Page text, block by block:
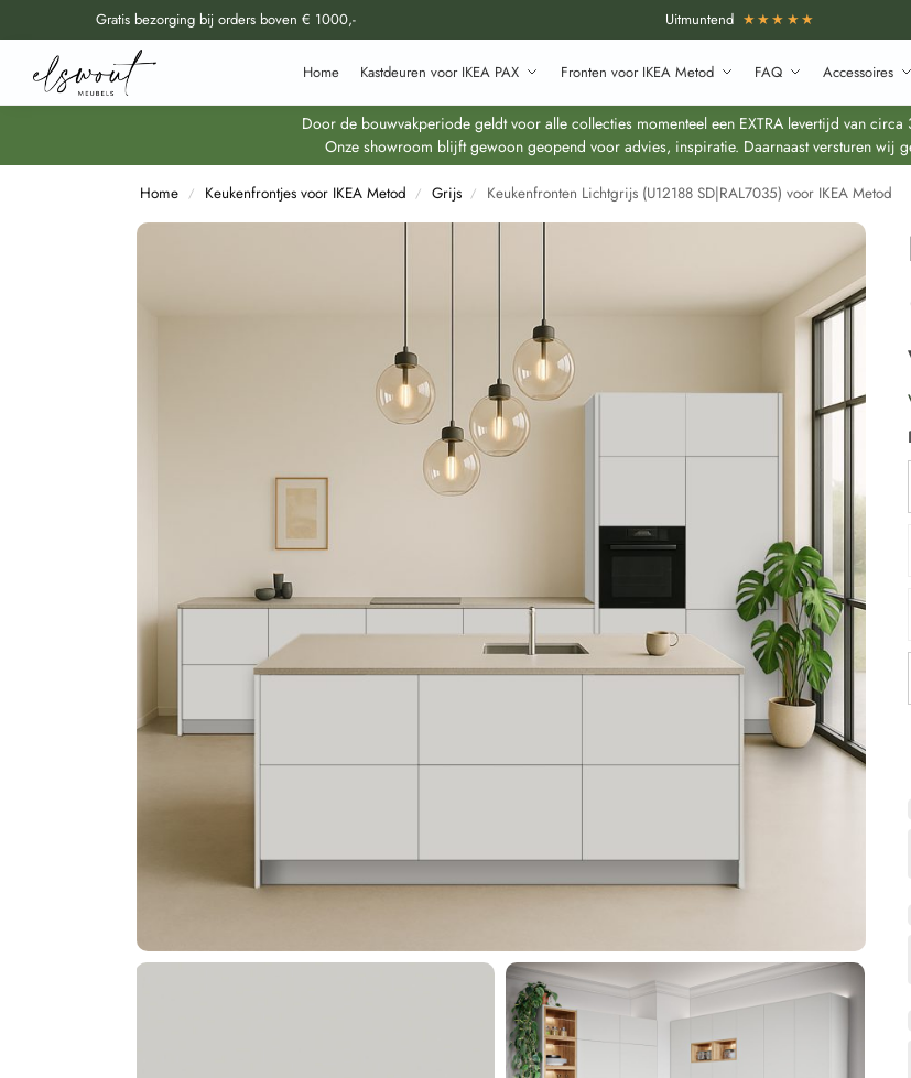
Gratis bezorging bij orders boven € 1000,- Uitmuntend ★★★★★
Home Kastdeuren voor IKEA PAX Fronten voor IKEA Metod FAQ Accessoires
Doorzoek al onze producten
Door de bouwvakperiode geldt voor alle collecties momenteel een EXTRA levertijd van
Onze showroom blijft gewoon geopend voor advies, inspiratie. Daarnaast versturen wij
Home / Keukenfrontjes voor IKEA Metod / Grijs / Keukenfronten Lichtgrijs (U12188 SD|RAL7035) voor IKEA Metod